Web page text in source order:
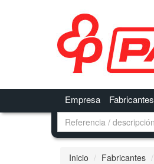
Empresa Fabricantes
Inicio Fabricantes